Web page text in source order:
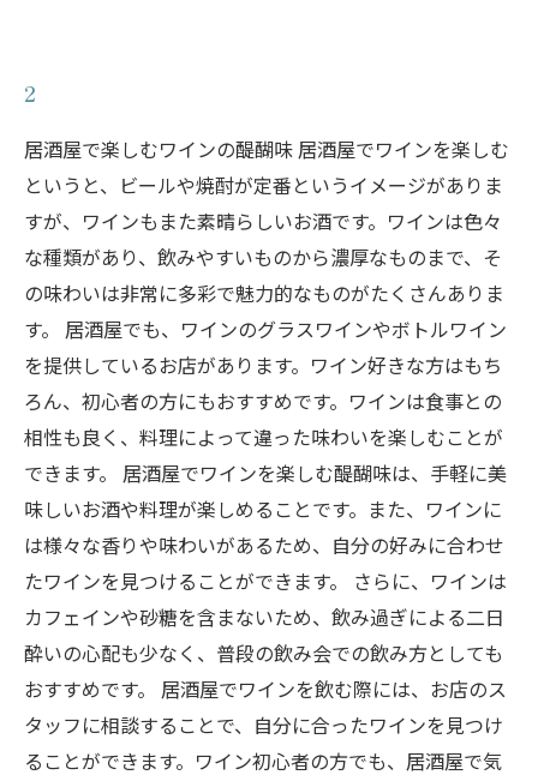
2
居酒屋で楽しむワインの醍醐味 居酒屋でワインを楽しむ
というと、ビールや焼酎が定番というイメージがありま
すが、ワインもまた素晴らしいお酒です。ワインは色々
な種類があり、飲みやすいものから濃厚なものまで、そ
の味わいは非常に多彩で魅力的なものがたくさんありま
す。 居酒屋でも、ワインのグラスワインやボトルワイン
を提供しているお店があります。ワイン好きな方はもち
ろん、初心者の方にもおすすめです。ワインは食事との
相性も良く、料理によって違った味わいを楽しむことが
できます。 居酒屋でワインを楽しむ醍醐味は、手軽に美
味しいお酒や料理が楽しめることです。また、ワインに
は様々な香りや味わいがあるため、自分の好みに合わせ
たワインを見つけることができます。 さらに、ワインは
カフェインや砂糖を含まないため、飲み過ぎによる二日
酔いの心配も少なく、普段の飲み会での飲み方としても
おすすめです。 居酒屋でワインを飲む際には、お店のス
タッフに相談することで、自分に合ったワインを見つけ
ることができます。ワイン初心者の方でも、居酒屋で気